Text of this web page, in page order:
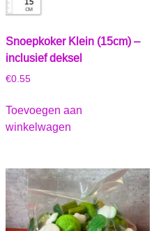
Snoepkoker Klein (15cm) –
inclusief deksel
€0.55
Toevoegen aan
winkelwagen